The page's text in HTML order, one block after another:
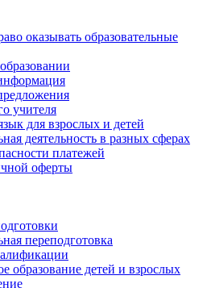
оказывать образовательные
учителя
для взрослых и детей
деятельность в разных сферах
платежей
оферты
переподготовка
образование детей и взрослых